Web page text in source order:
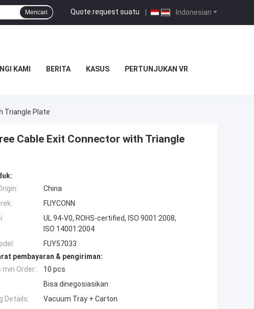
Indonesian
Quote request suatu |
Mencari
KAMI BERITA KASUS PERTUNJUKAN VR
Triangle Plate
Cable Exit Connector with Triangle
China
FUYCONN
UL 94-V0, ROHS-certified, ISO 9001:2008,
ISO 14001:2004
FUY57033
pembayaran & pengiriman:
Order:
10 pcs
Bisa dinegosiasikan
Details:
Vacuum Tray + Carton